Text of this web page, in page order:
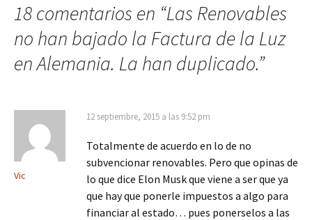
18 comentarios en “Las Renovables
no han bajado la Factura de la Luz
en Alemania. La han duplicado.”
Vic
12 septiembre, 2015 a las 9:52 pm
Totalmente de acuerdo en lo de no
subvencionar renovables. Pero que opinas de
lo que dice Elon Musk que viene a ser que ya
que hay que ponerle impuestos a algo para
financiar al estado… pues ponerselos a las